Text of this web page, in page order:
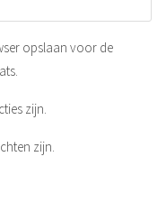
opslaan voor de
zijn.
zijn.